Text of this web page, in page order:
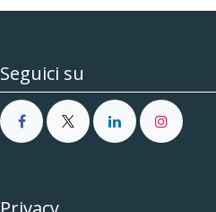
Seguici su